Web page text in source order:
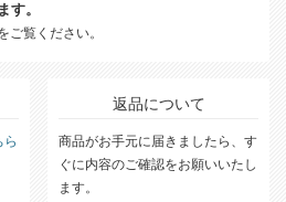
す。
ご覧ください。
ら
返品について
商品がお手元に届きましたら、す
ぐに内容のご確認をお願いいたし
ます。